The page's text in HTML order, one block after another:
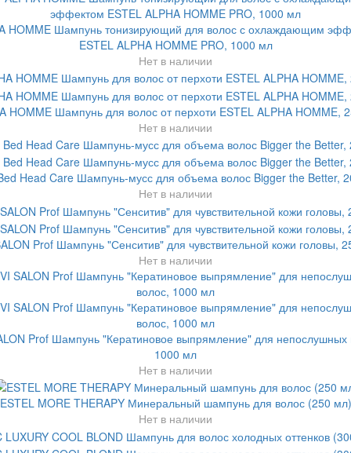
HOMME Шампунь тонизирующий для волос с охлаждающим
ESTEL ALPHA HOMME PRO, 1000 мл
Нет в наличии
HOMME Шампунь для волос от перхоти ESTEL ALPHA HOMME,
Нет в наличии
Head Care Шампунь-мусс для объема волос Bigger the Better,
Нет в наличии
Prof Шампунь "Сенситив" для чувствительной кожи головы,
Нет в наличии
Prof Шампунь "Кератиновое выпрямление" для непослушных
1000 мл
Нет в наличии
ESTEL MORE THERAPY Минеральный шампунь для волос (250 мл)
Нет в наличии